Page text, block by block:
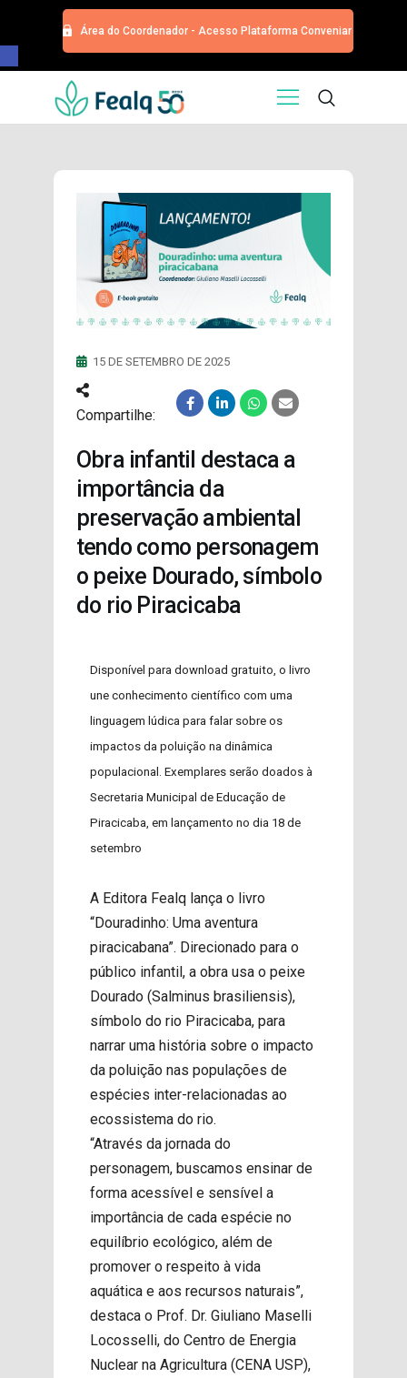
Barra de Ferramentas Aberta
Área do Coordenador - Acesso Plataforma Conveniar
HOME
EDITORA
PROGRAMA DE APOIOS
TRABALHE CONOSCO
NOTÍCIAS
CONTATO
ESPECIALIZAÇÕES USP
DOAÇÕES PARA
PROJETOS
15 DE SETEMBRO DE 2025
Compartilhe:
Obra infantil destaca a
importância da
preservação ambiental
tendo como personagem
o peixe Dourado, símbolo
do rio Piracicaba
Disponível para download gratuito, o livro
une conhecimento científico com uma
linguagem lúdica para falar sobre os
impactos da poluição na dinâmica
populacional. Exemplares serão doados à
Secretaria Municipal de Educação de
Piracicaba, em lançamento no dia 18 de
setembro
A Editora Fealq lança o livro
“Douradinho: Uma aventura
piracicabana”. Direcionado para o
público infantil, a obra usa o peixe
Dourado (Salminus brasiliensis),
símbolo do rio Piracicaba, para
narrar uma história sobre o impacto
da poluição nas populações de
espécies inter-relacionadas ao
ecossistema do rio.
“Através da jornada do
personagem, buscamos ensinar de
forma acessível e sensível a
importância de cada espécie no
equilíbrio ecológico, além de
promover o respeito à vida
aquática e aos recursos naturais”,
destaca o Prof. Dr. Giuliano Maselli
Locosselli, do Centro de Energia
Nuclear na Agricultura (CENA USP),